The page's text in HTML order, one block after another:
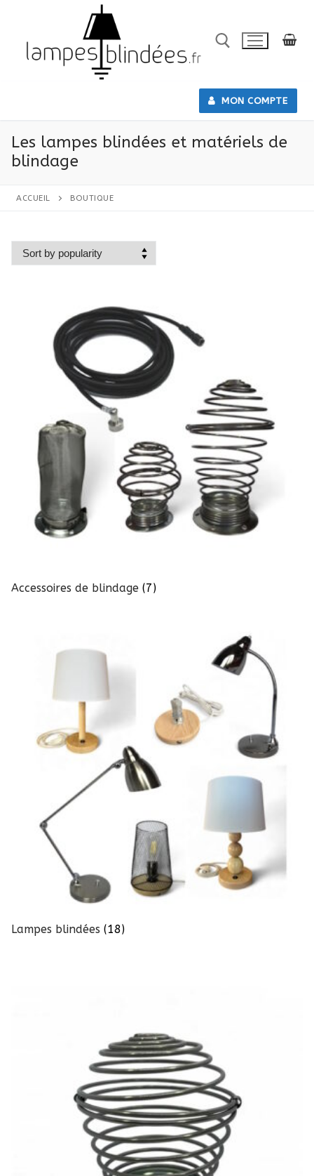
content
MON COMPTE
Les lampes blindées et matériels de
blindage
ACCUEIL BOUTIQUE
Accessoires de blindage (7)
Lampes blindées (18)